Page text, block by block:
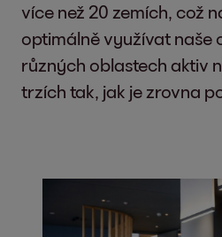
více než 20 zemích, což
optimálně využívat naše
různých oblastech aktiv
trzích tak, jak je zrovna